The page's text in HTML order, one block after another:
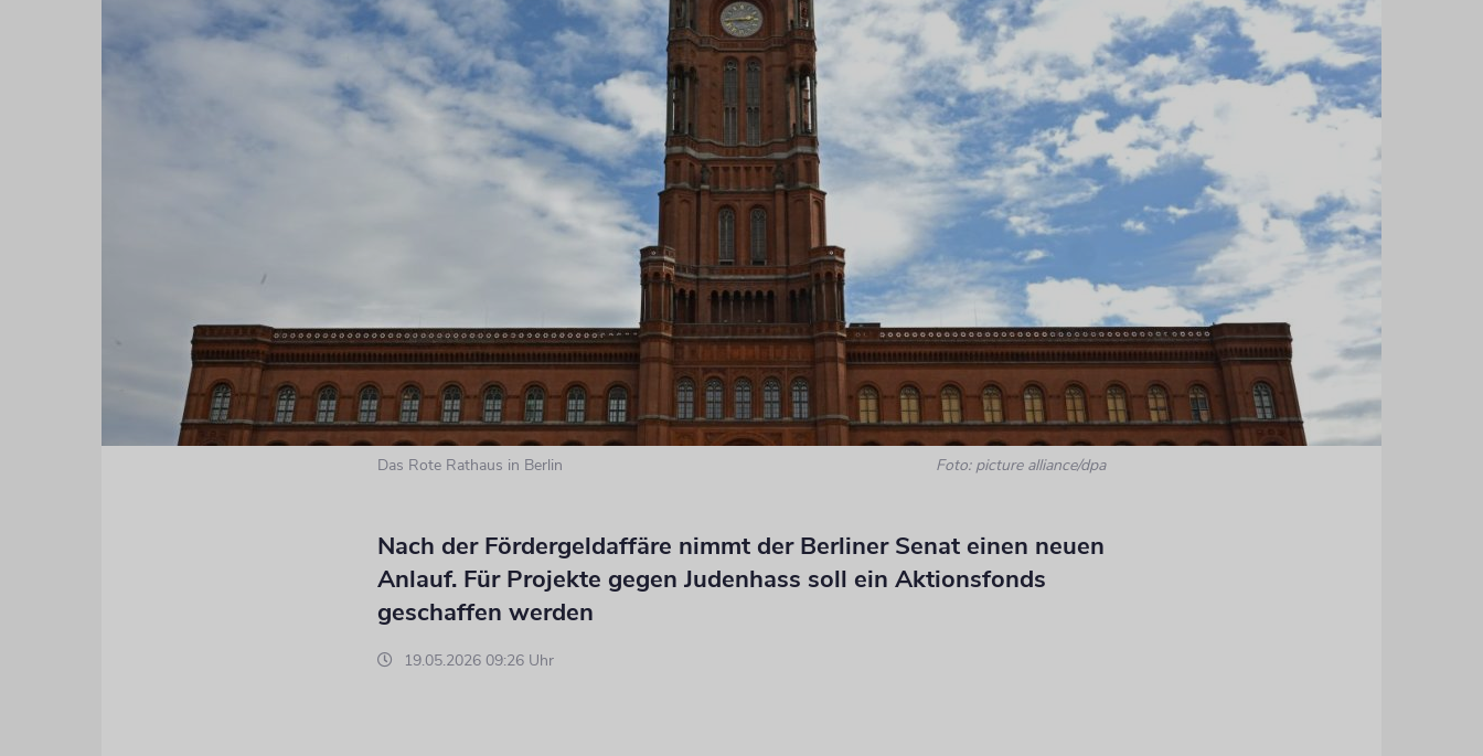
Das Rote Rathaus in Berlin Foto: picture alliance/dpa
Nach der Fördergeldaffäre nimmt der Berliner Senat einen neuen
Anlauf. Für Projekte gegen Judenhass soll ein Aktionsfonds
geschaffen werden
19.05.2026 09:26 Uhr